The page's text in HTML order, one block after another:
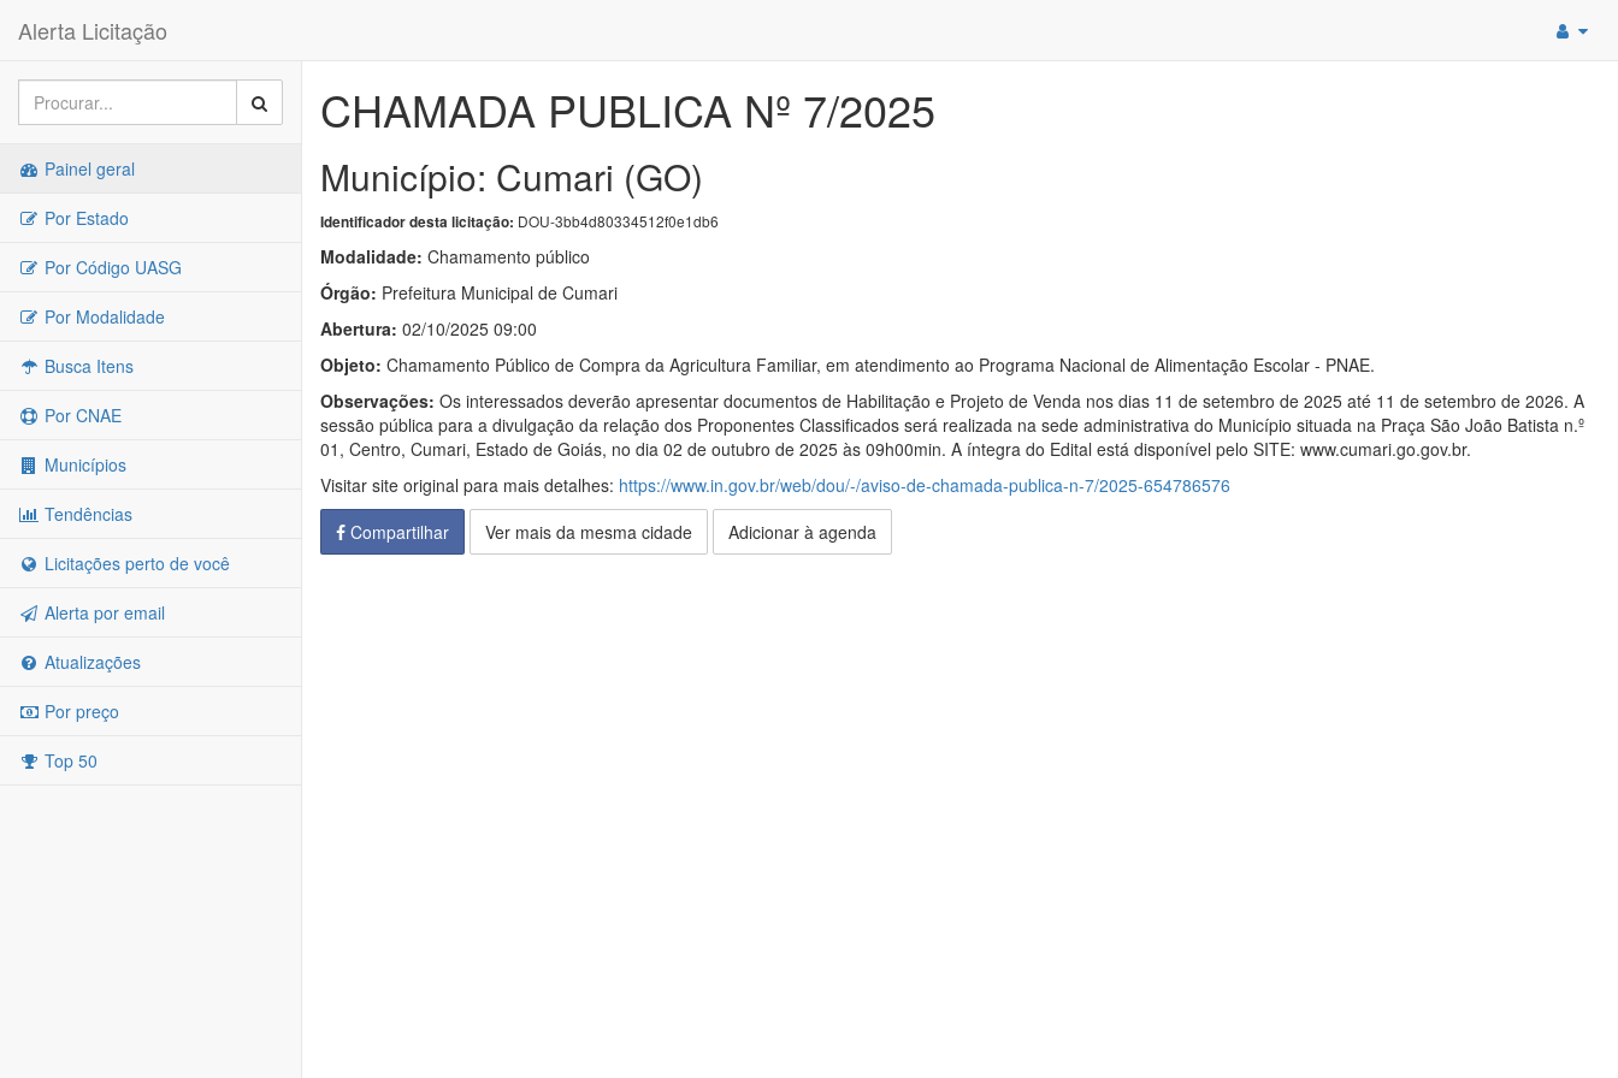
Alerta Licitação
Painel geral
Por Estado
Por Código UASG
Por Modalidade
Busca Itens
Por CNAE
Municípios
Tendências
Licitações perto de você
Alerta por email
Atualizações
Por preço
Top 50
CHAMADA PUBLICA Nº 7/2025
Município: Cumari (GO)
Identificador desta licitação: DOU-3bb4d80334512f0e1db6
Modalidade: Chamamento público
Órgão: Prefeitura Municipal de Cumari
Abertura: 02/10/2025 09:00
Objeto: Chamamento Público de Compra da Agricultura Familiar, em atendimento ao Programa Nacional de Alimentação Escolar - PNAE.
Observações: Os interessados deverão apresentar documentos de Habilitação e Projeto de Venda nos dias 11 de setembro de 2025 até 11 de setembro de 2026. A
sessão pública para a divulgação da relação dos Proponentes Classificados será realizada na sede administrativa do Município situada na Praça São João Batista n.º
01, Centro, Cumari, Estado de Goiás, no dia 02 de outubro de 2025 às 09h00min. A íntegra do Edital está disponível pelo SITE: www.cumari.go.gov.br.
Visitar site original para mais detalhes: https://www.in.gov.br/web/dou/-/aviso-de-chamada-publica-n-7/2025-654786576
Compartilhar
Ver mais da mesma cidade Adicionar à agenda